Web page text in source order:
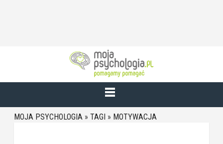
MOJA PSYCHOLOGIA » TAGI » MOTYWACJA